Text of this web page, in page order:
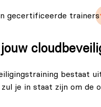
gecertificeerde trainers
bestaat
zul je in staat zijn om de